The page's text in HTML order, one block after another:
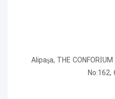
Alipaşa, THE
No:162,